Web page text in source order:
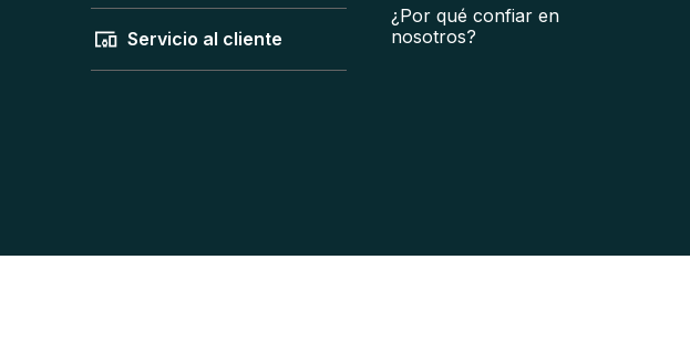
Servicio al cliente
¿Por qué confiar en
nosotros?